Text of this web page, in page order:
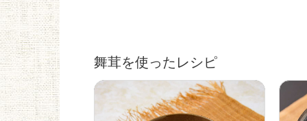
舞茸を使ったレシピ